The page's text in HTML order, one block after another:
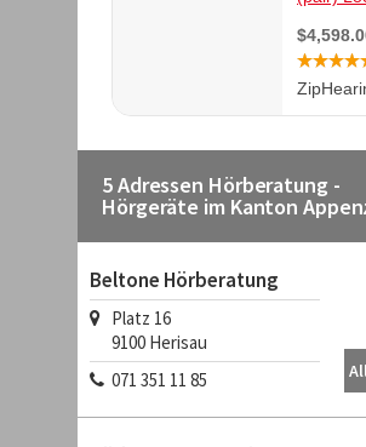
5 Adressen Hörberatung -
Hörgeräte im Kanton
Beltone Hörberatung
Platz 16
9100 Herisau
071 351 11 85